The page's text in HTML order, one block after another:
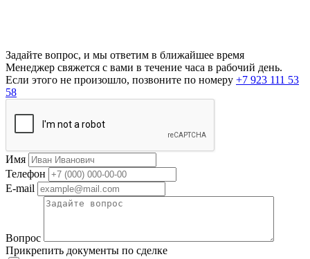
Задайте вопрос, и мы ответим в ближайшее время
Менеджер свяжется с вами в течение часа в рабочий день.
Если этого не произошло, позвоните по номеру +7 923 111 53
58
Имя
Телефон
E-mail
Вопрос
Прикрепить документы по сделке